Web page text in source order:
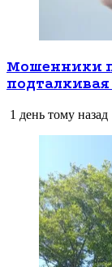
Мошенники
1 день тому назад